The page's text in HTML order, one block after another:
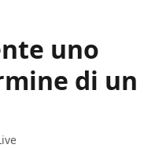
uno
di un